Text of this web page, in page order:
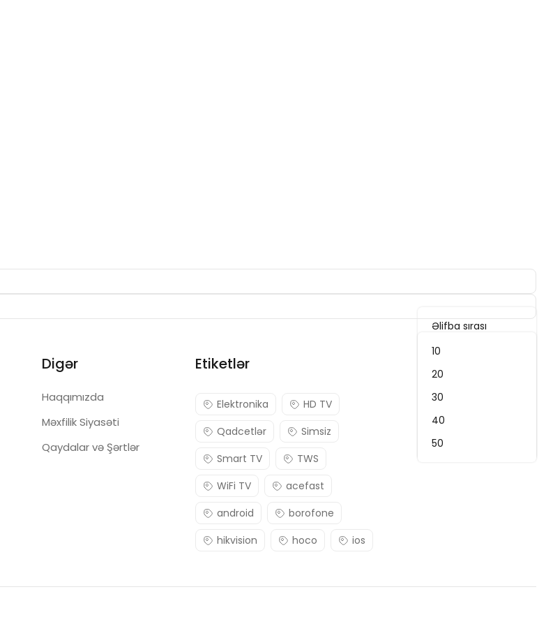
Əlifba sırası
Ən son
Uyğunluq
Ən yüksək reytinq
10
20
30
40
50
Digər
Haqqımızda
Məxfilik Siyasəti
Qaydalar və Şərtlər
Etiketlər
Elektronika
HD TV
Qadcetlər
Simsiz
Smart TV
TWS
WiFi TV
acefast
android
borofone
hikvision
hoco ios